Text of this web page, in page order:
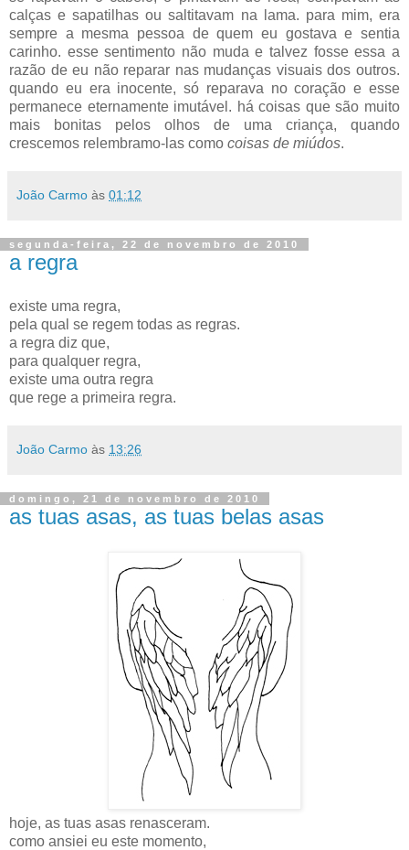
calças e sapatilhas ou saltitavam na lama. para mim, era
sempre a mesma pessoa de quem eu gostava e sentia
carinho. esse sentimento não muda e talvez fosse essa a
razão de eu não reparar nas mudanças visuais dos outros.
quando eu era inocente, só reparava no coração e esse
permanece eternamente imutável. há coisas que são muito
mais bonitas pelos olhos de uma criança, quando
crescemos relembramo-las como coisas de miúdos.
João Carmo às 01:12
segunda-feira, 22 de novembro de 2010
a regra
existe uma regra,
pela qual se regem todas as regras.
a regra diz que,
para qualquer regra,
existe uma outra regra
que rege a primeira regra.
João Carmo às 13:26
domingo, 21 de novembro de 2010
as tuas asas, as tuas belas asas
hoje, as tuas asas renasceram.
como ansiei eu este momento,